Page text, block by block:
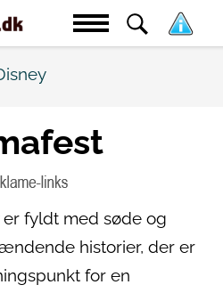
er fyldt med søde og
historier, der er
for en